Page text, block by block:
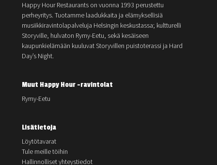
Happy Hour Restaurants on vuonna 1993 perustettu
perheyritys. Tuotamme laadukkaita ja elämyksellisiä
musiikkiravintolapalveluja Helsingin keskustassa; kultturelli
Storyville, hulvaton Rymy-Eetu, sekä kesäiseen
kaupunkielämään kuuluvat Storyvillen puistoterassi ja Hard
Day’s Night.
Muut Happy Hour -ravintolat
Rymy-Eetu
Lisätietoja
Löytötavarat
Tule meille töihin
Hallinnolliset yhteystiedot